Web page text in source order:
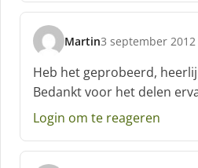
f
Martin
s
c
h
r
e
f
3 september
Heb het geprobeerd,
Bedankt voor het delen
Login om te reageren